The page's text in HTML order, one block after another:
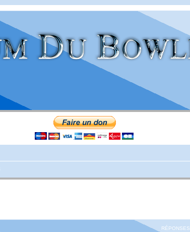
RÉPONSES